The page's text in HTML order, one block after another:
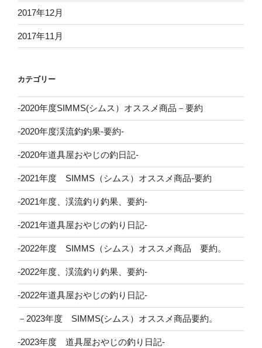
2017年12月
2017年11月
カテゴリー
-2020年度SIMMS(シムス）オススメ商品－要約
-2020年度渓流釣釣果-要約-
-2020年道具屋おやじの釣日記-
-2021年度 SIMMS（シムス）オススメ商品-要約
-2021年度、渓流釣り釣果、要約-
-2021年道具屋おやじの釣り日記-
-2022年度 SIMMS（シムス）オススメ商品 要約。
-2022年度、渓流釣り釣果、要約-
-2022年道具屋おやじの釣り日記-
－2023年度 SIMMS(シムス）オススメ商品要約。
-2023年度 道具屋おやじの釣り日記-